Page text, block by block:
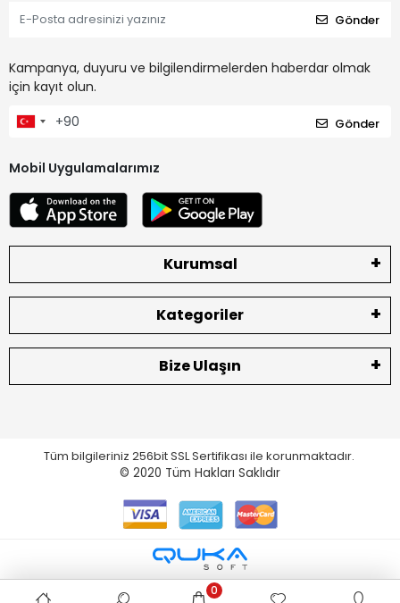
Gönder
Kampanya, duyuru ve bilgilendirmelerden haberdar olmak
için kayıt olun.
Gönder
Mobil Uygulamalarımız
Kurumsal
Kategoriler
Bize Ulaşın
Tüm bilgileriniz 256bit SSL Sertifikası ile korunmaktadır.
© 2020 Tüm Hakları Saklıdır
0